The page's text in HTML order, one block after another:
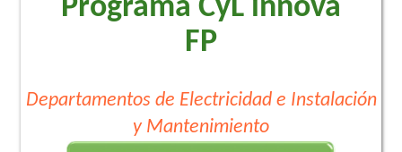
Programa CyL innova
FP
Departamentos de Electricidad e Instalación
y Mantenimiento